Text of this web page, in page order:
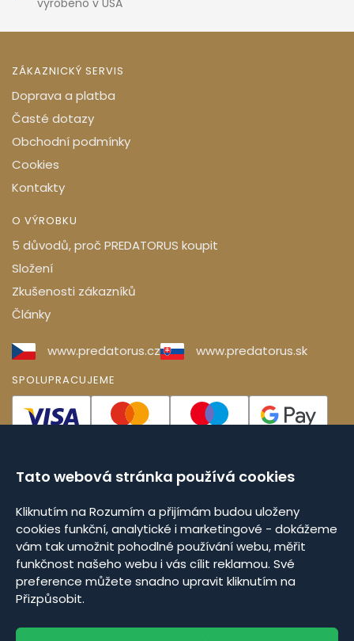
Tato webová stránka používá cookies
Kliknutím na Rozumím a přijímám budou uloženy
cookies funkční, analytické i marketingové - dokážeme
vám tak umožnit pohodlné používání webu, měřit
funkčnost našeho webu i vás cílit reklamou. Své
preference můžete snadno upravit kliknutím na
Přizpůsobit.
ZÁKAZNICKÝ SERVIS
Doprava a platba
Časté dotazy
Obchodní podmínky
Cookies
Kontakty
O VÝROBKU
5 důvodů, proč PREDATORUS koupit
Složení
Zkušenosti zákazníků
Články
www.predatorus.cz www.predatorus.sk
SPOLUPRACUJEME
Veškeré informace nejsou zamýšleny jako výživová či
zdravotní tvrzení dle Nařízení Evropského parlamentu a
Rady (ES) č. 1924/2006, ani jako lékařská doporučení. V
případě konkrétních zdravotních problémů se vždy